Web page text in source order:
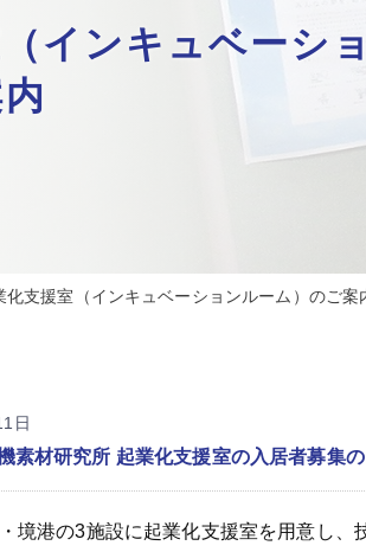
インキュベーシ
化支援室（インキュベーションルーム）のご案
日
素材研究所 起業化支援室の入居者募集
境港の3施設に起業化支援室を用意し